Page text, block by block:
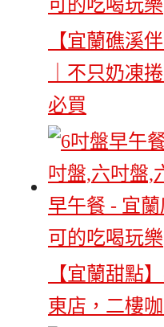
【宜蘭礁溪
｜不只奶凍
必買
【宜蘭甜點
東店，二樓